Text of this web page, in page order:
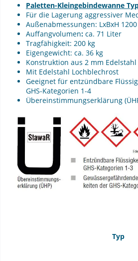
Paletten-Kleingebindewanne
Für die Lagerung aggressiver
Außenabmessungen: LxBxH
Auffangvolumen: ca. 71 Liter
Tragfähigkeit: 200 kg
Eigengewicht: ca. 36 kg
Konstruktion aus 2 mm Edelstahl
Mit Edelstahl Lochblechrost
Geeignet für entzündbare
GHS-Kategorien 1-4
Übereinstimmungserklärung
Typ